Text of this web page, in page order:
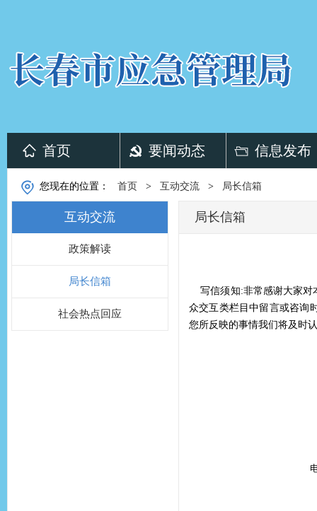
首页 要闻动态 信息发布
您现在的位置： 首页 > 互动交流 > 局长信箱
互动交流
政策解读
局长信箱
社会热点回应
局长信箱
写信须知:非常感谢大家对
众交互类栏目中留言或咨询
您所反映的事情我们将及时